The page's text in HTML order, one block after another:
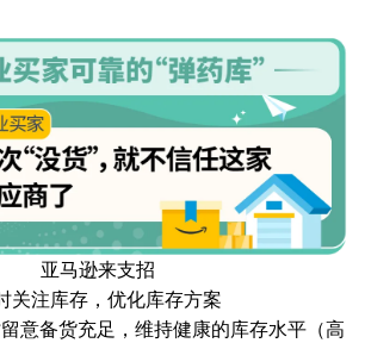
亚马逊来支招
关注库存，优化库存方案
意备货充足，维持健康的库存水平（高